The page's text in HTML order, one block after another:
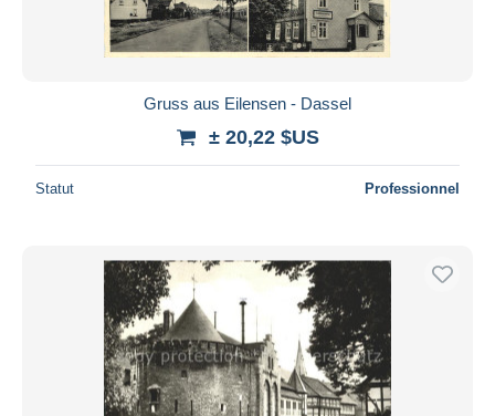
Gruss aus Eilensen - Dassel
± 20,22 $US
Statut Professionnel